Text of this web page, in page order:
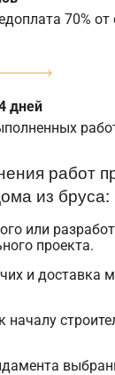
70%
дней
работ
из бруса:
или
проекта.
и доставка
началу